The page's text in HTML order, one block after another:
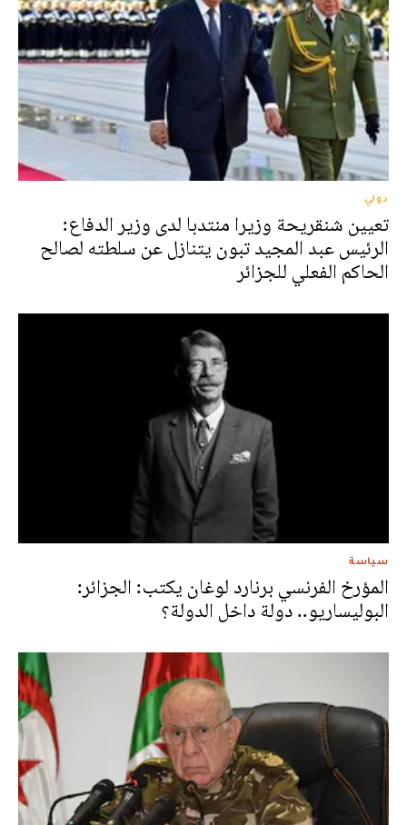
دولي
تعيين شنقريحة وزيرا منتدبا لدى وزير الدفاع:
الرئيس عبد المجيد تبون يتنازل عن سلطته لصالح
الحاكم الفعلي للجزائر
سياسة
المؤرخ الفرنسي برنارد لوغان يكتب: الجزائر:
البوليساريو.. دولة داخل الدولة؟